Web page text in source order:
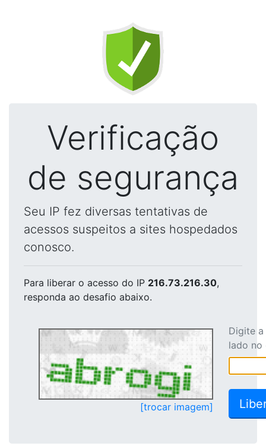
Verificação
de segurança
Seu IP fez diversas tentativas de
acessos suspeitos a sites hospedados
conosco.
Para liberar o acesso do IP 216.73.216.30,
responda ao desafio abaixo.
[trocar imagem]
Digite
lado no